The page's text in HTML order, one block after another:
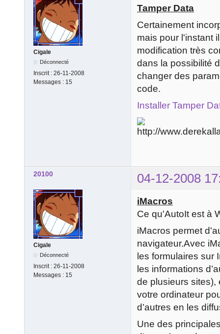
Cigale
Déconnecté
Inscrit : 26-11-2008
Messages : 15
Tamper Data
Certainement
mais pour l'instant
modification très
dans la possibilité
changer des
code.
Installer Tamper
20100 04-12-2008
Cigale
Déconnecté
Inscrit : 26-11-2008
Messages : 15
iMacros
Ce qu'AutoIt est à
iMacros permet
navigateur.Avec
les formulaires sur
les informations
de plusieurs sites),
votre ordinateur
d’autres en les
Une des